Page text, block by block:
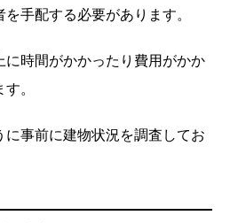
手配する必要があります。
に時間がかかったり費用がかか
。
に事前に建物状況を調査してお